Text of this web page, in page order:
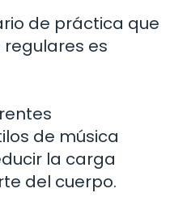
de práctica que
es
de música
la carga
del cuerpo.